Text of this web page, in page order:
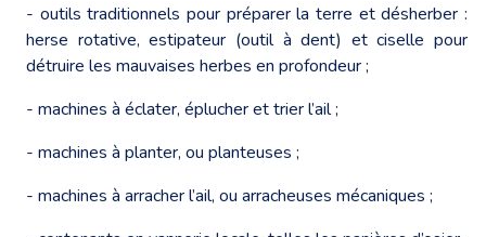
- outils traditionnels pour préparer la terre et désherber :
herse rotative, estipateur (outil à dent) et ciselle pour
détruire les mauvaises herbes en profondeur ;
- machines à éclater, éplucher et trier l’ail ;
- machines à planter, ou planteuses ;
- machines à arracher l’ail, ou arracheuses mécaniques ;